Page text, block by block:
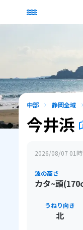
中部 静岡全域
今井浜
2026/08/07 01
波の高さ
カタ~頭
うねり向き
北